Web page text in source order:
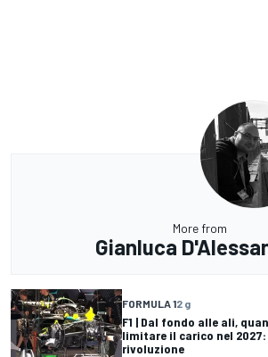
More from
Gianluca
FORMULA 12 g
F1 | Dal fondo alle ali,
limitare il carico nel
rivoluzione